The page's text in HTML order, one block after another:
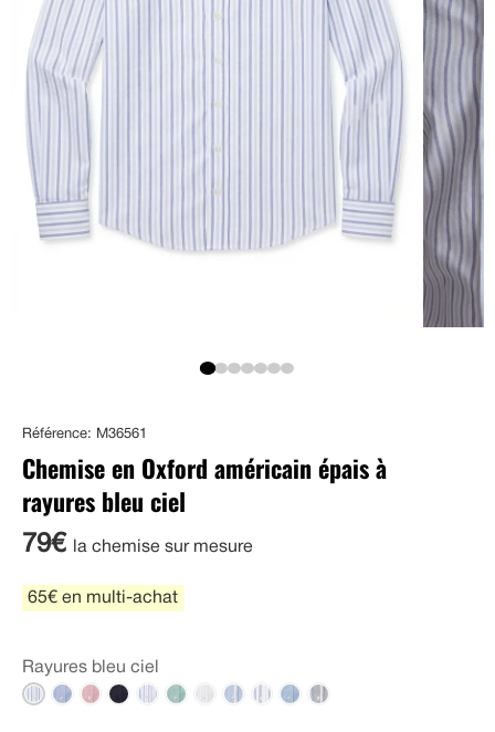
Référence: M36561
Chemise en Oxford américain épais à
rayures bleu ciel
79€ la chemise sur mesure
65€ en multi-achat
Rayures bleu ciel